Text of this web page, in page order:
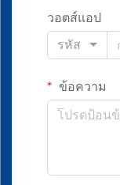
วอตส์แอป
รหัส
ข้อความ